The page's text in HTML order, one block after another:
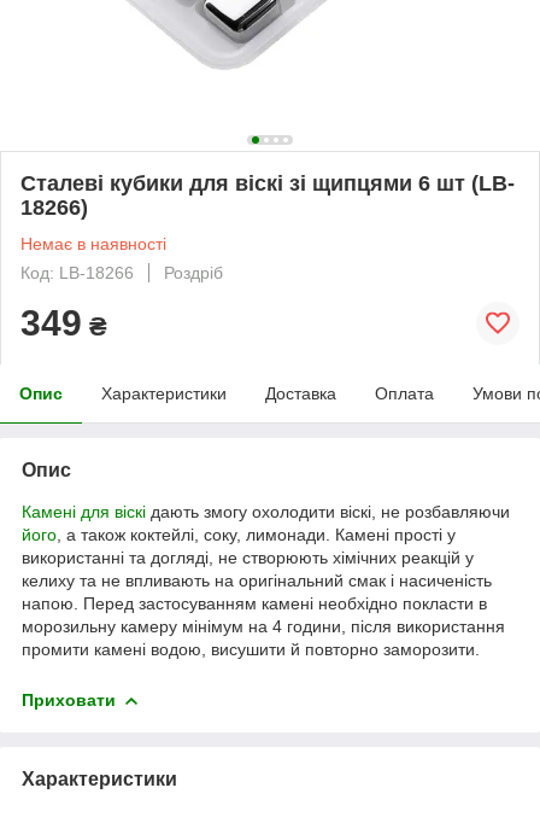
Сталеві кубики для віскі зі щипцями 6 шт (LB-
18266)
Немає в наявності
Код: LB-18266
Роздріб
349 ₴
Опис Характеристики Доставка Оплата Умови
Опис
Камені для віскі дають змогу охолодити віскі, не розбавляючи
його , а також коктейлі, соку, лимонади. Камені прості у
використанні та догляді, не створюють хімічних реакцій у
келиху та не впливають на оригінальний смак і насиченість
напою. Перед застосуванням камені необхідно покласти в
морозильну камеру мінімум на 4 години, після використання
промити камені водою, висушити й повторно заморозити.
Приховати
Характеристики